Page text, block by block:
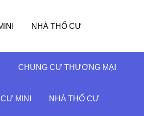
NHÀ THỔ CƯ
CHUNG CƯ THƯƠNG MẠI
MINI NHÀ THỔ CƯ